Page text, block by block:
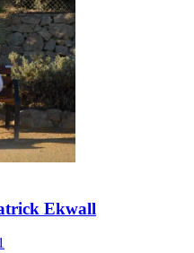
Ekwall